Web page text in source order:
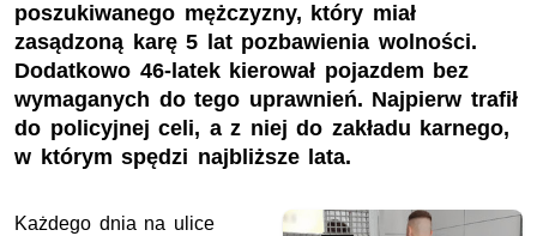
poszukiwanego mężczyzny, który miał
zasądzoną karę 5 lat pozbawienia wolności.
Dodatkowo 46-latek kierował pojazdem bez
wymaganych do tego uprawnień. Najpierw trafił
do policyjnej celi, a z niej do zakładu karnego,
w którym spędzi najbliższe lata.
Każdego dnia na ulice